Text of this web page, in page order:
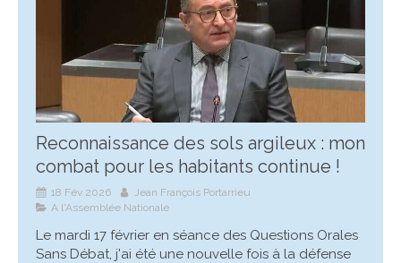
Reconnaissance des sols argileux : mon
combat pour les habitants continue !
18 Fév 2026
Jean François Portarrieu
A l'Assemblée Nationale
Le mardi 17 février en séance des Questions Orales
Sans Débat, j'ai été une nouvelle fois à la défense